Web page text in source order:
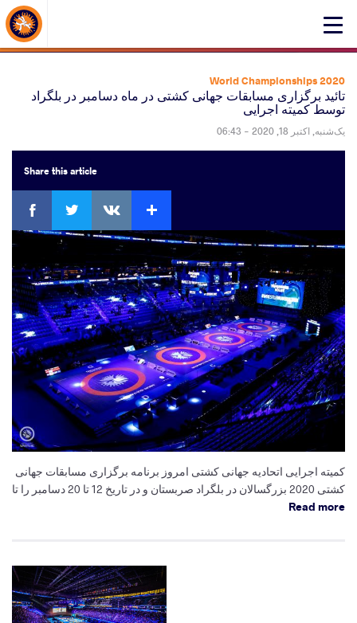
Click
open
mobile
menu
2020 World Championships
تائید برگزاری مسابقات جهانی کشتی در ماه دسامبر در بلگراد
توسط کمیته اجرایی
یک‌شنبه, اکتبر 18, 2020 - 06:43
Sharethis article
کمیته اجرایی اتحادیه جهانی کشتی امروز برنامه برگزاری مسابقات جهانی
کشتی 2020 بزرگسالان در بلگراد صربستان و در تاریخ 12 تا 20 دسامبر را تا
Read more